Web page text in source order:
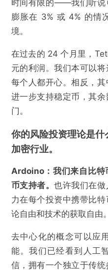
时间有限的——我们听
膨胀在 3% 或 4% 的情
境。
在过去的 24 个月里，
元的利润。我们本可以
每个人都开心。相反，
进一步支持稳定币，其
门。
你的风险投资理论是
加密行业。
Ardoino：我们来自比
币支持者。也许我们在
力在每个投资中携带比
论自由和技术的获取自由。
去中心化的概念可以应
能。我们已经看到人工
信，拥有一个独立于传